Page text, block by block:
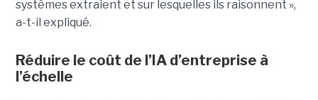
systèmes extraient et sur lesquelles ils raisonnent »,
a-t-il expliqué.
Réduire le coût de l’IA d’entreprise à
l’échelle